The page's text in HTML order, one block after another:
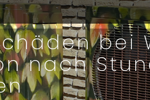
bei
nach